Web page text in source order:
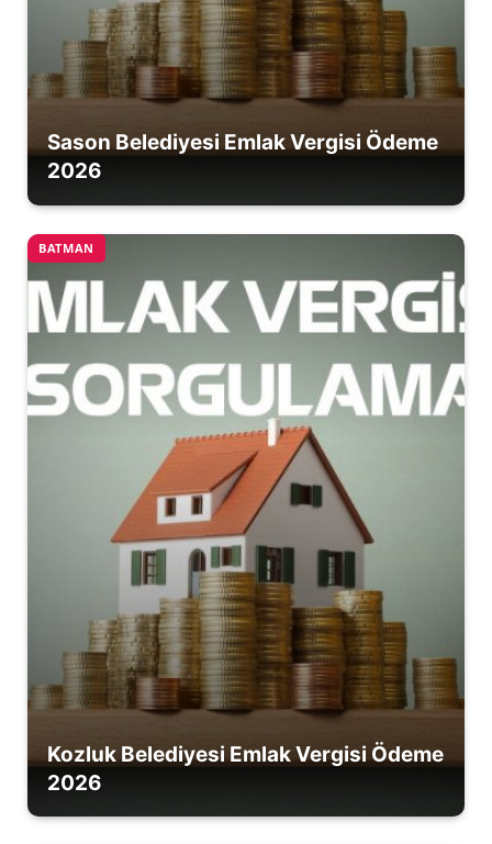
Sason Belediyesi Emlak Vergisi Ödeme
2026
BATMAN
Kozluk Belediyesi Emlak Vergisi Ödeme
2026